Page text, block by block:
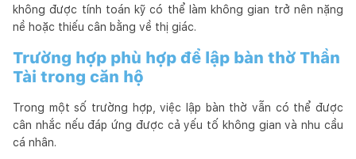
không được tính toán kỹ có thể làm không gian trở nên nặng
nề hoặc thiếu cân bằng về thị giác.
Trường hợp phù hợp để lập bàn thờ Thần
Tài trong căn hộ
Trong một số trường hợp, việc lập bàn thờ vẫn có thể được
cân nhắc nếu đáp ứng được cả yếu tố không gian và nhu cầu
cá nhân.